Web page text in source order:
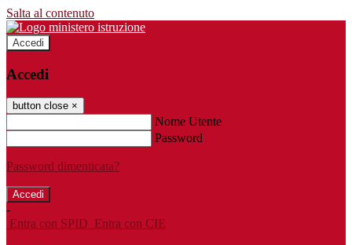
Salta al contenuto
Accedi
Accedi
button close ×
Nome Utente
Password
Password dimenticata?
-
Entra con SPID Entra con CIE